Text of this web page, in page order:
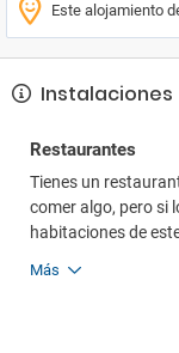
Este alojamiento
Instalaciones
Restaurantes
Tienes un
comer algo, pero si
habitaciones de
Más